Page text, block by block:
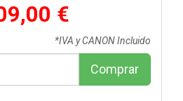
€
*IVA y CANON Incluido
Comprar